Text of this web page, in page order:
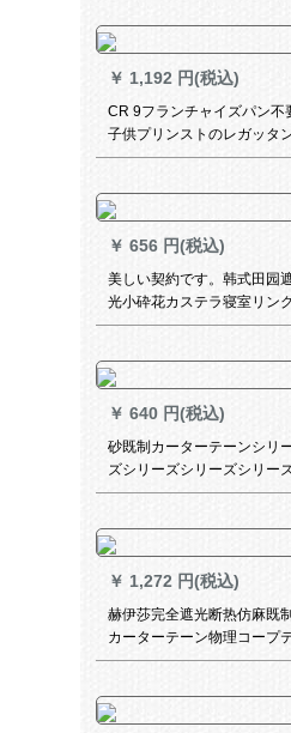
ーン【米色布】白纱1米价を
レゼにします。
￥ 1,192 円(税込)
CR 9フランチャイズパン不
子供プリンストのレガッタ
遮熱遮光漫画ベビの寝室図
016
￥ 656 円(税込)
美しい契約です。韩式田园
光小砕花カステラ寝室リン
遮光布-(打孔加工)1.5メトル
￥ 640 円(税込)
砂既制カーターテーンシリ
ズシリーズシリーズシリー
シリーズシリーズシリーズ
ーズシリーズシリーズシリー
ズシリーズシリーズシリー
シリーズシリーズシリーズシ
リーズシリーズシリーズシ
ーズシリーズシリーズシリー
ルンシリーズシリーズシリ
ズシリーズシリーズシリー
￥ 1,272 円(税込)
赫伊莎完全遮光断热仿麻既制
カーターテーン物理コープ
ィンガー布灰色フルク-2.0